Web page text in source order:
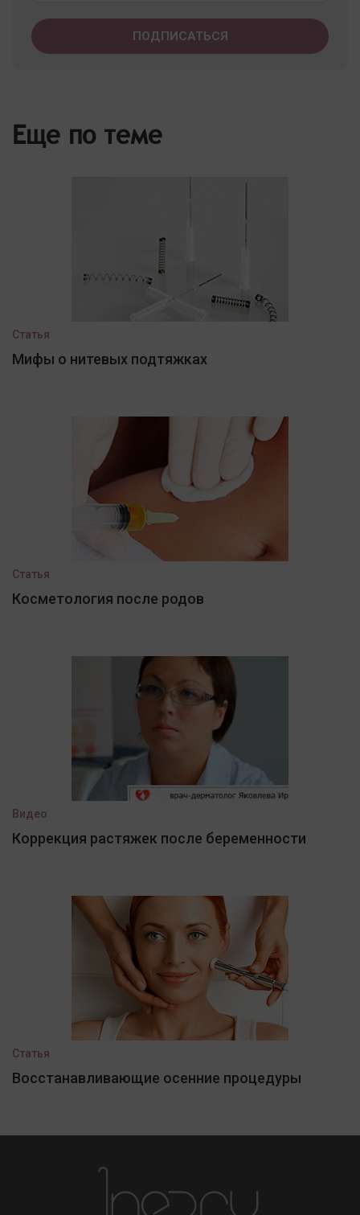
Еще по теме
Статья
Мифы о нитевых подтяжках
Статья
Косметология после родов
Видео
Коррекция растяжек после беременности
Статья
Восстанавливающие осенние процедуры